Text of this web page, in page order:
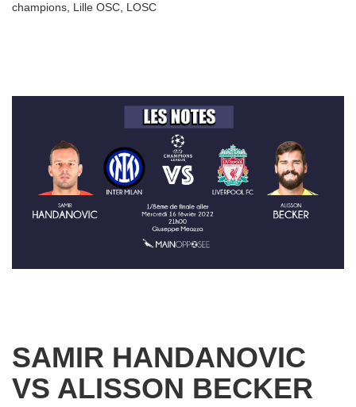
champions Lille OSC LOSC
SAMIR HANDANOVIC
VS ALISSON BECKER